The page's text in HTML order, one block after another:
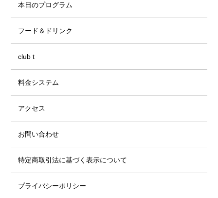
本日のプログラム
フード＆ドリンク
club t
料金システム
アクセス
お問い合わせ
特定商取引法に基づく表示について
プライバシーポリシー